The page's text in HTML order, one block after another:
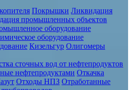
Покрышки Ликвидация
промышленных объектов
оборудование
оборудование
Кизельгур Олигомеры
сточных вод от нефтепродуктов
нефтепродуктами Откачка
Отходы НПЗ Отработанные